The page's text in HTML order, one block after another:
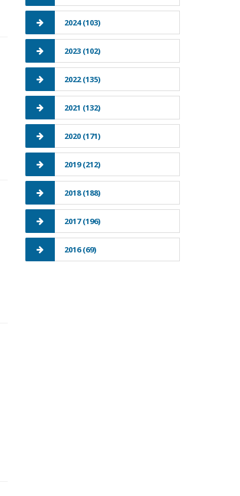
2024 (103)
2023 (102)
2022 (135)
2021 (132)
2020 (171)
2019 (212)
2018 (188)
2017 (196)
2016 (69)